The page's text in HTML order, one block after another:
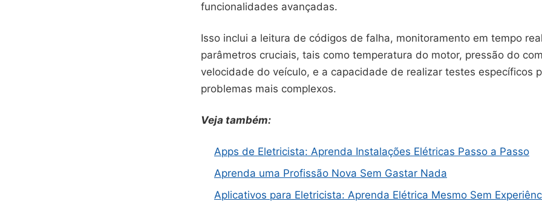
funcionalidades avançadas.
Isso inclui a leitura de códigos de falha, monitoramento em tempo
parâmetros cruciais, tais como temperatura do motor, pressão do
velocidade do veículo, e a capacidade de realizar testes específicos
problemas mais complexos.
Veja também:
Apps de Eletricista: Aprenda Instalações Elétricas Passo a Passo
Aprenda uma Profissão Nova Sem Gastar Nada
Aplicativos para Eletricista: Aprenda Elétrica Mesmo Sem